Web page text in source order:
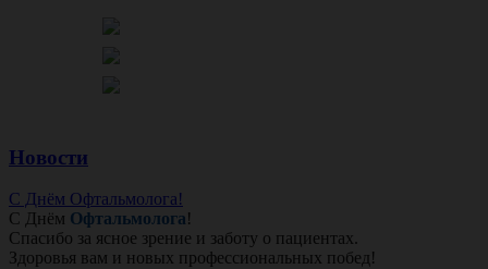
Новости
С Днём Офтальмолога!
С Днём Офтальмолога!
Спасибо за ясное зрение и заботу о пациентах.
Здоровья вам и новых профессиональных побед!